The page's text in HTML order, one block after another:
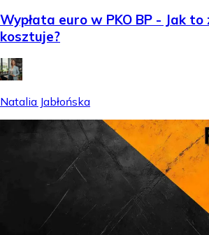
Wypłata euro w PKO BP - Jak to
kosztuje?
Natalia Jabłońska